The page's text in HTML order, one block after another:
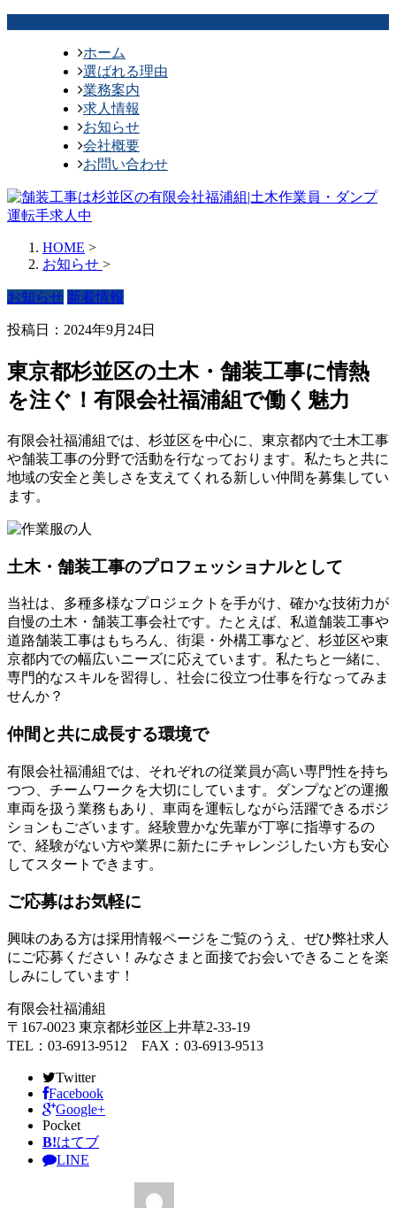
ホーム
選ばれる理由
業務案内
求人情報
お知らせ
会社概要
お問い合わせ
HOME >
お知らせ >
お知らせ 新着情報
投稿日：2024年9月24日
東京都杉並区の土木・舗装工事に情熱
を注ぐ！有限会社福浦組で働く魅力
有限会社福浦組では、杉並区を中心に、東京都内で土木工事
や舗装工事の分野で活動を行なっております。私たちと共に
地域の安全と美しさを支えてくれる新しい仲間を募集してい
ます。
土木・舗装工事のプロフェッショナルとして
当社は、多種多様なプロジェクトを手がけ、確かな技術力が
自慢の土木・舗装工事会社です。たとえば、私道舗装工事や
道路舗装工事はもちろん、街渠・外構工事など、杉並区や東
京都内での幅広いニーズに応えています。私たちと一緒に、
専門的なスキルを習得し、社会に役立つ仕事を行なってみま
せんか？
仲間と共に成長する環境で
有限会社福浦組では、それぞれの従業員が高い専門性を持ち
つつ、チームワークを大切にしています。ダンプなどの運搬
車両を扱う業務もあり、車両を運転しながら活躍できるポジ
ションもございます。経験豊かな先輩が丁寧に指導するの
で、経験がない方や業界に新たにチャレンジしたい方も安心
してスタートできます。
ご応募はお気軽に
興味のある方は採用情報ページをご覧のうえ、ぜひ弊社求人
にご応募ください！みなさまと面接でお会いできることを楽
しみにしています！
有限会社福浦組
〒167-0023 東京都杉並区上井草2-33-19
TEL：03-6913-9512 FAX：03-6913-9513
Twitter
Facebook
Google+
Pocket
B!はてブ
LINE